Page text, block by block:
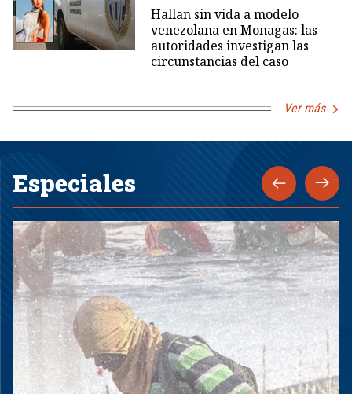
Hallan sin vida a modelo
venezolana en Monagas: las
autoridades investigan las
circunstancias del caso
Ver más
Especiales